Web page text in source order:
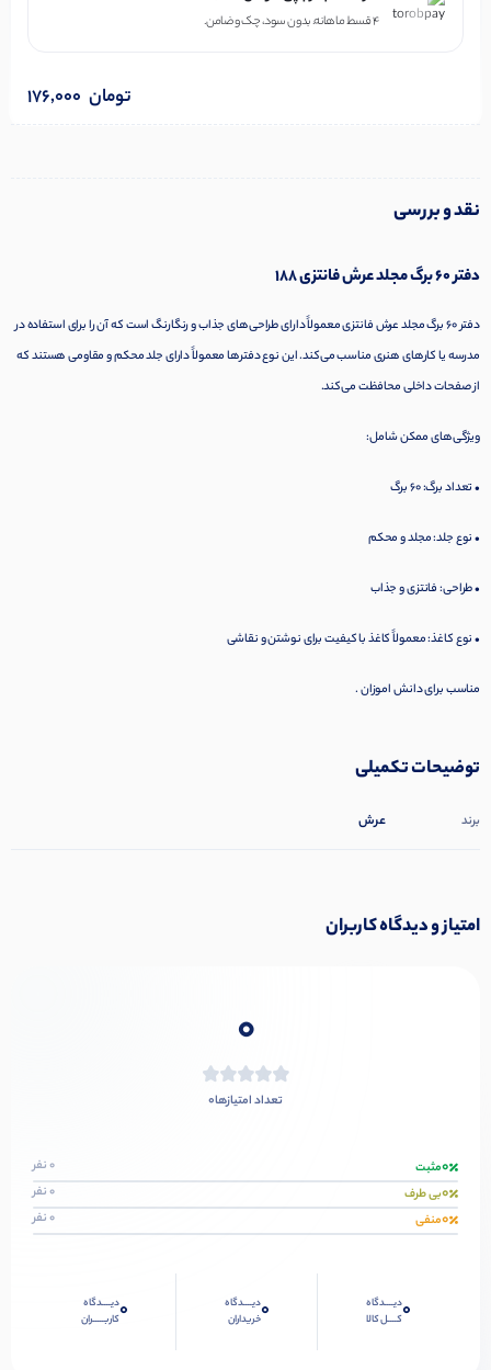
۴ قسط ماهانه. بدون سود، چک و ضامن.
176,000 تومان
نقد و بررسی
دفتر 60 برگ مجلد عرش فانتزی 188
دفتر 60 برگ مجلد عرش فانتزی معمولاً دارای طراحی‌های جذاب و رنگارنگ است که آن را برای استفاده در
مدرسه یا کارهای هنری مناسب می‌کند. این نوع دفترها معمولاً دارای جلد محکم و مقاومی هستند که
از صفحات داخلی محافظت می‌کند.
ویژگی‌های ممکن شامل:
• تعداد برگ: 60 برگ
• نوع جلد: مجلد و محکم
• طراحی: فانتزی و جذاب
• نوع کاغذ: معمولاً کاغذ با کیفیت برای نوشتن و نقاشی
مناسب برای دانش اموزان .
توضیحات تکمیلی
برند عرش
امتیاز و دیدگاه کاربران
0
تعداد امتیازها0
0مثبت 0 نفر
0بی طرف 0 نفر
0منفی 0 نفر
0دیــــدگاه
کــــل کالا
0دیــــدگاه
خریداران
0دیــــدگاه
کاربـــــران